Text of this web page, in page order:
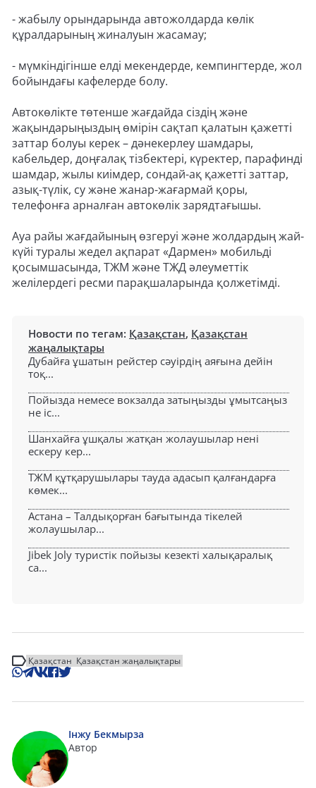
- жабылу орындарында автожолдарда көлік
құралдарының жиналуын жасамау;
- мүмкіндігінше елді мекендерде, кемпингтерде, жол
бойындағы кафелерде болу.
Автокөлікте төтенше жағдайда сіздің және
жақындарыңыздың өмірін сақтап қалатын қажетті
заттар болуы керек – дәнекерлеу шамдары,
кабельдер, доңғалақ тізбектері, күректер, парафинді
шамдар, жылы киімдер, сондай-ақ қажетті заттар,
азық-түлік, су және жанар-жағармай қоры,
телефонға арналған автокөлік зарядтағышы.
Ауа райы жағдайының өзгеруі және жолдардың жай-
күйі туралы жедел ақпарат «Дармен» мобильді
қосымшасында, ТЖМ және ТЖД әлеуметтік
желілердегі ресми парақшаларында қолжетімді.
Новости по тегам: Қазақстан, Қазақстан
жаңалықтары
Дубайға ұшатын рейстер сәуірдің аяғына дейін
тоқ...
Пойызда немесе вокзалда затыңызды ұмытсаңыз
не іс...
Шанхайға ұшқалы жатқан жолаушылар нені
ескеру кер...
ТЖМ құтқарушылары тауда адасып қалғандарға
көмек...
Астана – Талдықорған бағытында тікелей
жолаушылар...
Jibek Joly туристік пойызы кезекті халықаралық
са...
Қазақстан Қазақстан жаңалықтары
Інжу Бекмырза
Автор